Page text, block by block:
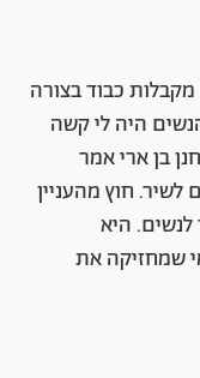
כבוד בצורה
היה לי קשה
בן ארי אמר
לשיר. חוץ מהעניין
לנשים. היא
שמחזיקה את